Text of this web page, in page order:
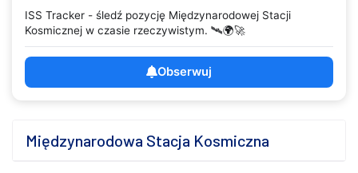
ISS Tracker - śledź pozycję Międzynarodowej Stacji
Kosmicznej w czasie rzeczywistym. 🛰️🌍🚀
Obserwuj
Międzynarodowa Stacja Kosmiczna